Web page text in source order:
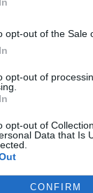
opt-out of the Sale
opt-out of
opt-out of
Data that Is
CONFIRM
του Καναδά
Google
μας